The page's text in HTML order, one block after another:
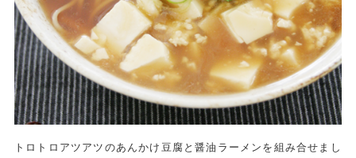
トロトロアツアツのあんかけ豆腐と醤油ラーメンを組み合せまし